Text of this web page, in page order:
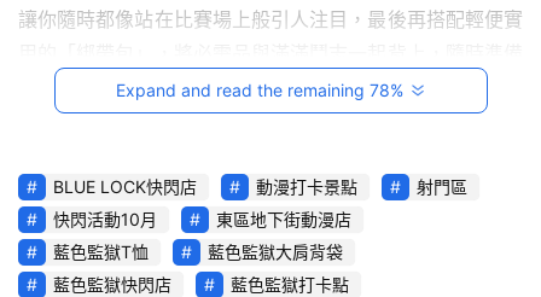
生
玩
C
A
R
讓你隨時都像站在比賽場上般引人注目，最後再搭配輕便實
迎接下一場勝利！
「我聞到進球的味道了」《藍色監獄》快閃店
Expand and read the remaining 78%
BLUE LOCK快閃店 動漫打卡景點
射門區
快閃活動10月
東區地下街動漫店
藍色監獄T恤
藍色監獄大肩背袋
藍色監獄快閃店
藍色監獄打卡點